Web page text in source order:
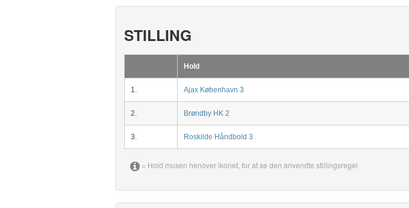
STILLING
Hold
1. Ajax København 3
2. Brøndby HK 2
3. Roskilde Håndbold 3
= Hold musen henover ikonet, for at se den anvendte stillingsregel